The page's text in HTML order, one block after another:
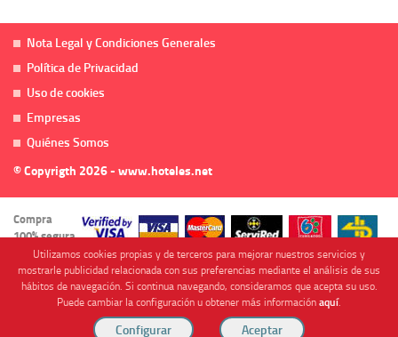
Nota Legal y Condiciones Generales
Política de Privacidad
Uso de cookies
Empresas
Quiénes Somos
© Copyrigth 2026 - www.hoteles.net
Compra
100% segura
Cofinanciado por
Utilizamos cookies propias y de terceros para mejorar nuestros servicios y
mostrarle publicidad relacionada con sus preferencias mediante el análisis de sus
hábitos de navegación. Si continua navegando, consideramos que acepta su uso.
Puede cambiar la configuración u obtener más informaciónaquí.